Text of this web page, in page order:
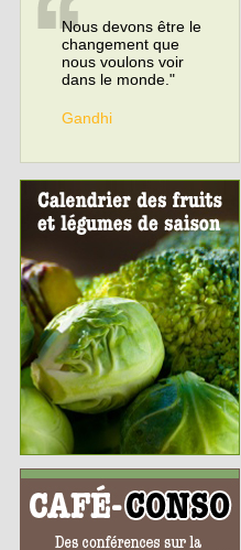
Nous devons être le
changement que
nous voulons voir
dans le monde."
Gandhi